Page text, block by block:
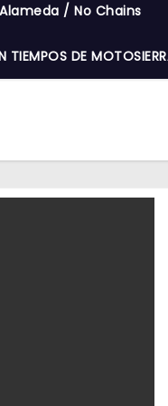
/ No Chains
TIEMPOS DE